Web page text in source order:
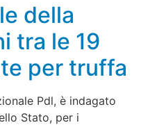
della
tra le 19
per truffa
Pdl, è indagato
Stato, per i